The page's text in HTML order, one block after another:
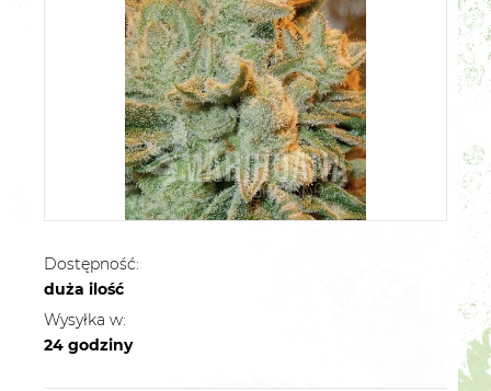
Dostępność:
duża ilość
Wysyłka w:
24 godziny